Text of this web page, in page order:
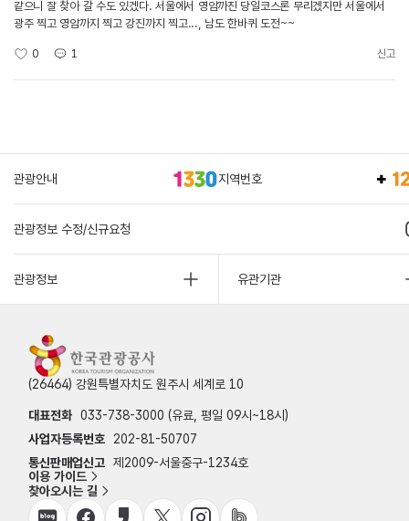
같으니 잘 찾아 갈 수도 있겠다. 서울에서 영암까진 당일코스론 무리겠지만 서울에서
광주 찍고 영암까지 찍고 강진까지 찍고..., 남도 한바퀴 도전~~
0 1 신고
관광안내 지역번호
관광정보 수정/신규요청
관광정보 유관기관
(26464) 강원특별자치도 원주시 세계로 10
대표전화 033-738-3000 (유료, 평일 09시~18시)
사업자등록번호
202-81-50707
통신판매업신고 제2009-서울중구-1234호
이용 가이드
찾아오시는 길